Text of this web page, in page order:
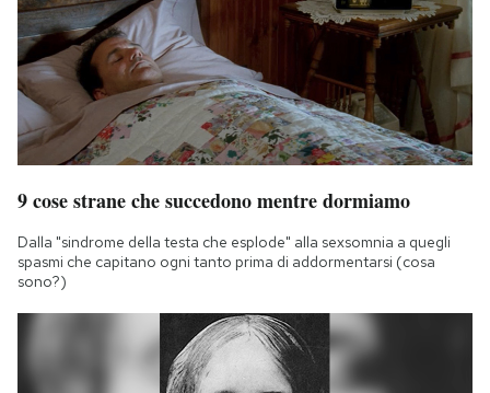
9 cose strane che succedono mentre dormiamo
Dalla "sindrome della testa che esplode" alla sexsomnia a quegli
spasmi che capitano ogni tanto prima di addormentarsi (cosa
sono?)